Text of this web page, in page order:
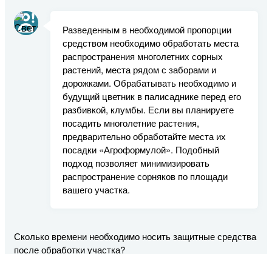
Разведенным в необходимой пропорции
средством необходимо обработать места
распространения многолетних сорных
растений, места рядом с заборами и
дорожками. Обрабатывать необходимо и
будущий цветник в палисаднике перед его
разбивкой, клумбы. Если вы планируете
посадить многолетние растения,
предварительно обработайте места их
посадки «Агроформулой». Подобный
подход позволяет минимизировать
распространение сорняков по площади
вашего участка.
Сколько времени необходимо носить защитные средства
после обработки участка?